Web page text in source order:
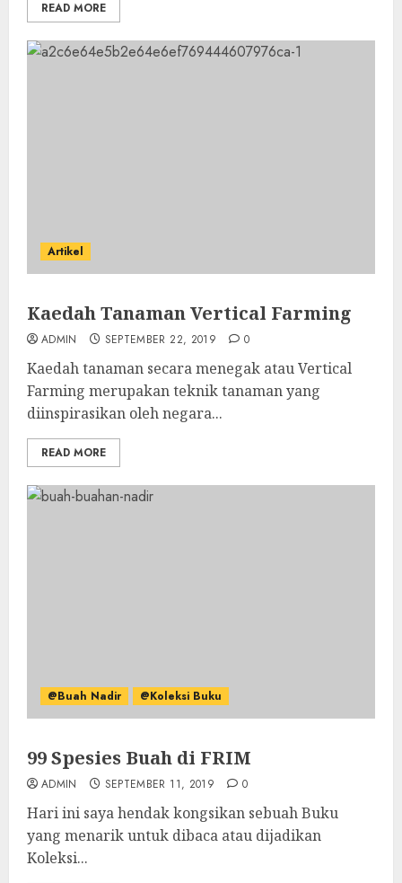
READ MORE
Artikel
Kaedah Tanaman Vertical Farming
ADMIN SEPTEMBER 22, 2019 0
Kaedah tanaman secara menegak atau Vertical
Farming merupakan teknik tanaman yang
diinspirasikan oleh negara...
READ MORE
@Buah Nadir @Koleksi Buku
99 Spesies Buah di FRIM
ADMIN SEPTEMBER 11, 2019 0
Hari ini saya hendak kongsikan sebuah Buku
yang menarik untuk dibaca atau dijadikan
Koleksi...